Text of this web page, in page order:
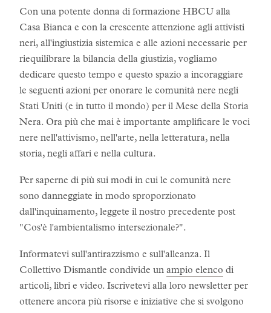
Con una potente donna di formazione HBCU alla
Casa Bianca e con la crescente attenzione agli attivisti
neri, all'ingiustizia sistemica e alle azioni necessarie per
riequilibrare la bilancia della giustizia, vogliamo
dedicare questo tempo e questo spazio a incoraggiare
le seguenti azioni per onorare le comunità nere negli
Stati Uniti (e in tutto il mondo) per il Mese della Storia
Nera. Ora più che mai è importante amplificare le voci
nere nell'attivismo, nell'arte, nella letteratura, nella
storia, negli affari e nella cultura.
Per saperne di più sui modi in cui le comunità nere
sono danneggiate in modo sproporzionato
dall'inquinamento, leggete il nostro precedente post
"Cos'è l'ambientalismo intersezionale?".
Informatevi sull'antirazzismo e sull'alleanza. Il
Collettivo Dismantle condivide un ampio elenco di
articoli, libri e video. Iscrivetevi alla loro newsletter per
ottenere ancora più risorse e iniziative che si svolgono